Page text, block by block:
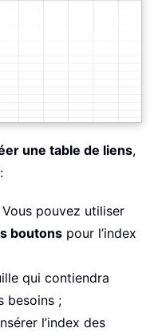
une table de liens,
pouvez utiliser
boutons pour l’index
qui contiendra
besoins ;
l’index des